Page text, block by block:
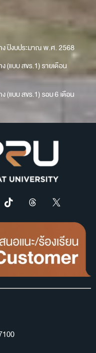
ปีงบประมาณ พ.ศ. 2568
(แบบ สขร.1) รายเดือน
(แบบ สขร.1) รอบ 6 เดือน